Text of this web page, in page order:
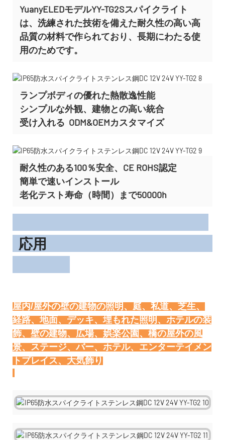
YuanyELEDモデルYY-TG2Sスパイクライト
は、洗練された技術を備えた耐久性の高い高
品質の材料で作られており、長期にわたる使
用のためです。
ランプボディの優れた熱散逸性能
シンプルな外観、建物との高い統合
受け入れる ODM&OEMカスタマイズ
耐久性のある100％安全、CE ROHS認定
簡単で速いインストール
老化テスト寿命（時間）まで50000h
応用
屋内/屋外の壁の建物の照明、庭、私道、芝生、
経路、地面、デッキ、埋もれた照明、ホテルの装
飾、壁の建物、広場、娯楽公園、橋の屋外の風
景、ステージ、バー、ホテル、エンターテイメン